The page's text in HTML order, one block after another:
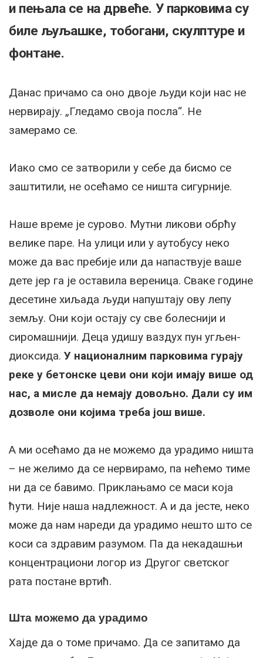
и пењала се на дрвеће. У парковима су
биле љуљашке, тобогани, скулптуре и
фонтане.
Данас причамо са оно двоје људи који нас не
нервирају. „Гледамо своја посла“. Не
замерамо се.
Иако смо се затворили у себе да бисмо се
заштитили, не осећамо се ништа сигурније.
Наше време је сурово. Мутни ликови обрћу
велике паре. На улици или у аутобусу неко
може да вас пребије или да напаствује ваше
дете јер га је оставила вереница. Сваке године
десетине хиљада људи напуштају ову лепу
земљу. Они који остају су све болеснији и
сиромашнији. Деца удишу ваздух пун угљен-
диоксида. У националним парковима гурају
реке у бетонске цеви они који имају више од
нас, а мисле да немају довољно. Дали су им
дозволе они којима треба још више.
А ми осећамо да не можемо да урадимо ништа
– не желимо да се нервирамо, па нећемо тиме
ни да се бавимо. Приклањамо се маси која
ћути. Није наша надлежност. А и да јесте, неко
може да нам нареди да урадимо нешто што се
коси са здравим разумом. Па да некадашњи
концентрациони логор из Другог светског
рата постане вртић.
Шта можемо да урадимо
Хајде да о томе причамо. Да се запитамо да